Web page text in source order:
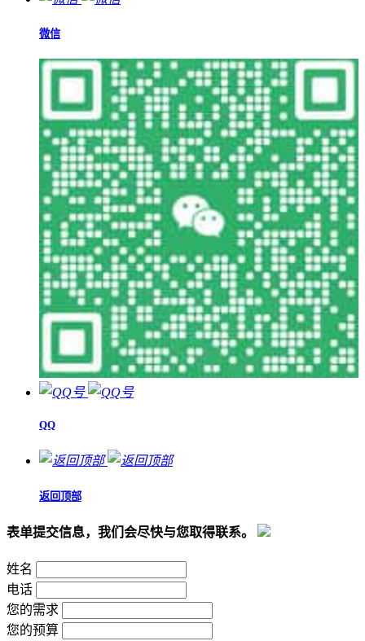
微信
QQ
返回顶部
表单提交信息，我们会尽快与您取得联系。
姓名
电话
您的需求
您的预算